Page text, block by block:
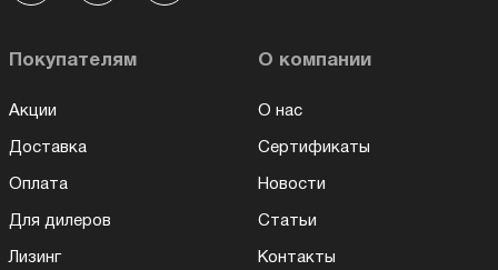
Покупателям
Акции
Доставка
Оплата
Для дилеров
Лизинг
О компании
О нас
Сертификаты
Новости
Статьи
Контакты